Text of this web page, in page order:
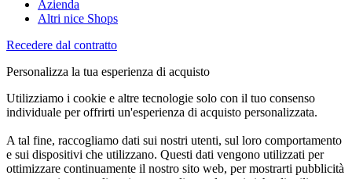
Azienda
Altri nice Shops
Recedere dal contratto
Personalizza la tua esperienza di acquisto
Utilizziamo i cookie e altre tecnologie solo con il tuo consenso
individuale per offrirti un'esperienza di acquisto personalizzata.
A tal fine, raccogliamo dati sui nostri utenti, sul loro comportamento
e sui dispositivi che utilizzano. Questi dati vengono utilizzati per
ottimizzare continuamente il nostro sito web, per mostrarti pubblicità